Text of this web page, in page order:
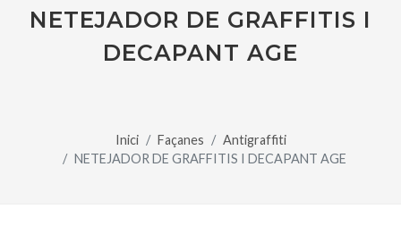
NETEJADOR DE GRAFFITIS I
DECAPANT AGE
Inici Façanes
Antigraffiti
NETEJADOR DE GRAFFITIS I DECAPANT AGE